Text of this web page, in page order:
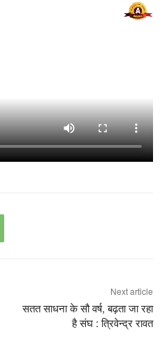
Next article
सतत साधना के सौ वर्ष, बढ़ता जा रहा
है संघ : त्रिवेन्द्र रावत